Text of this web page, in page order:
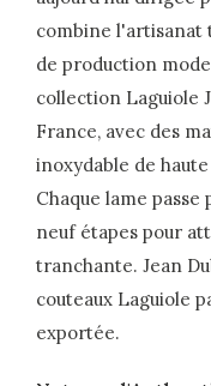
combine l'artisanat
de production
collection Laguiole
France, avec des
inoxydable de
Chaque lame
neuf étapes pour
tranchante. Jean
couteaux Laguiole
exportée.